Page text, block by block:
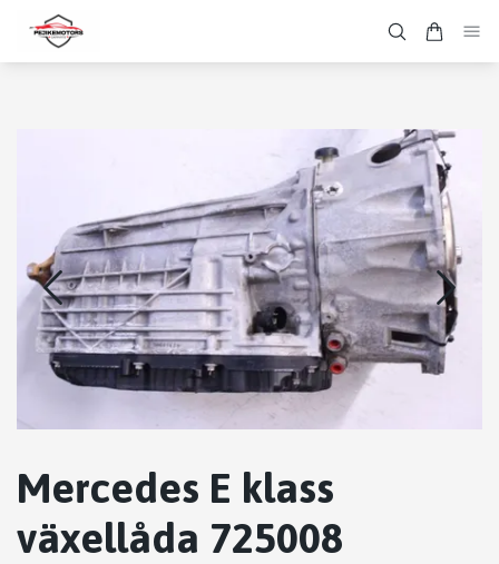
Mercedes E klass
växellåda 725008